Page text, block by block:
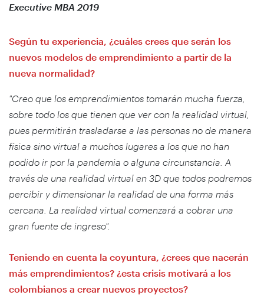
Executive MBA 2019
Según tu experiencia, ¿cuáles crees que serán los
nuevos modelos de emprendimiento a partir de la
nueva normalidad?
"Creo que los emprendimientos tomarán mucha fuerza,
sobre todo los que tienen que ver con la realidad virtual,
pues permitirán trasladarse a las personas no de manera
física sino virtual a muchos lugares a los que no han
podido ir por la pandemia o alguna circunstancia. A
través de una realidad virtual en 3D que todos podremos
percibir y dimensionar la realidad de una forma más
cercana. La realidad virtual comenzará a cobrar una
gran fuente de ingreso".
Teniendo en cuenta la coyuntura, ¿crees que nacerán
más emprendimientos? ¿esta crisis motivará a los
colombianos a crear nuevos proyectos?